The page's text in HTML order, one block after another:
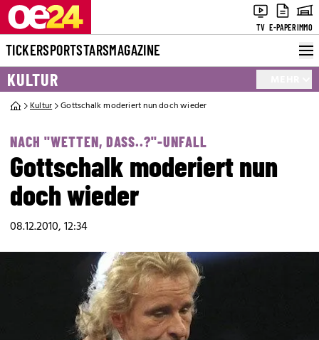
TV E-PAPERIMMO
TICKERSPORTSTARSMAGAZINE
KULTUR
Kultur Gottschalk moderiert nun doch wieder
NACH "WETTEN, DASS..?"-UNFALL
Gottschalk moderiert nun
doch wieder
08.12.2010, 12:34